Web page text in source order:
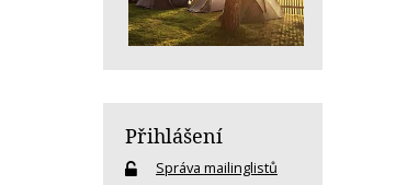
Přihlášení
Správa mailinglistů